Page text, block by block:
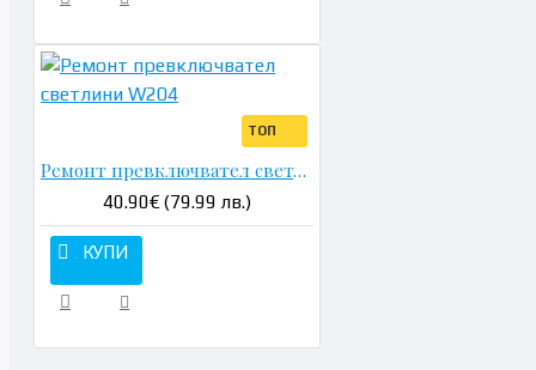
ТОП
Ремонт превключвател светлини W204
40.90€ (79.99 лв.)
КУПИ